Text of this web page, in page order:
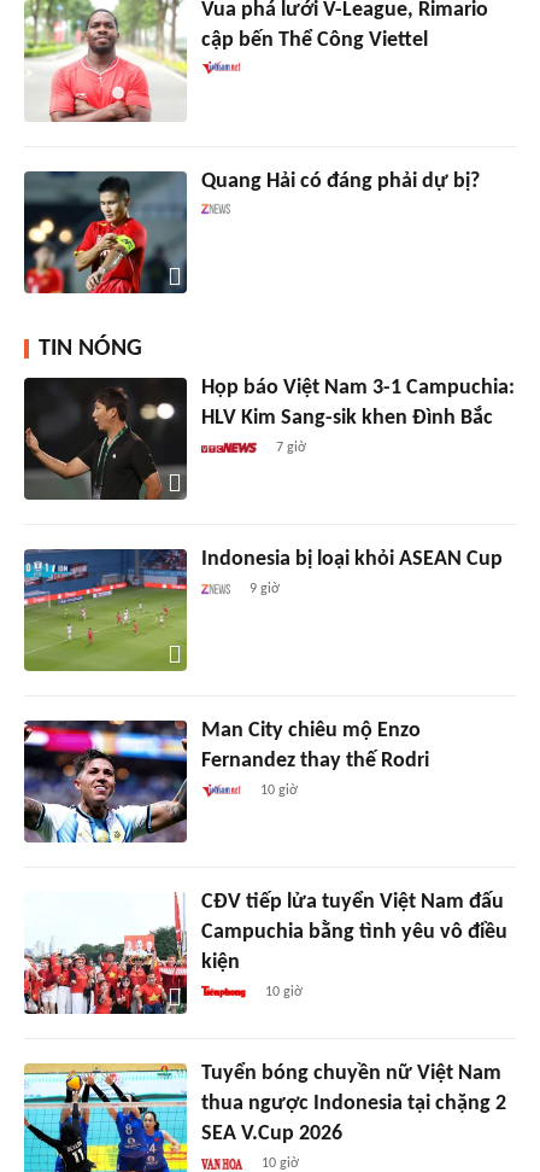
Vua phá lưới V-League, Rimario
cập bến Thể Công Viettel
Quang Hải có đáng phải dự bị?
TIN NÓNG
Họp báo Việt Nam 3-1 Campuchia:
HLV Kim Sang-sik khen Đình Bắc
7 giờ
Indonesia bị loại khỏi ASEAN Cup
9 giờ
Man City chiêu mộ Enzo
Fernandez thay thế Rodri
10 giờ
CĐV tiếp lửa tuyển Việt Nam đấu
Campuchia bằng tình yêu vô điều
kiện
10 giờ
Tuyển bóng chuyền nữ Việt Nam
thua ngược Indonesia tại chặng 2
SEA V.Cup 2026
10 giờ